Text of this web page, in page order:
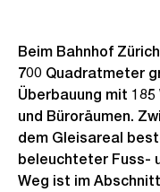
Beim Bahnhof
700 Quadratmeter
Überbauung mit
und Büroräumen.
dem Gleisareal
beleuchteter Fuss-
Weg ist im